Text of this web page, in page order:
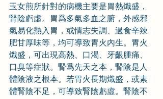
玉女煎所針對的病機主要是胃熱熾盛，
腎陰虧虛。胃爲多氣多血之腑，外感邪
氣易化熱入胃，或情志失調、過食辛辣
肥甘厚味等，均可導致胃火內生。胃火
熾盛，可出現高熱、口渴、牙齦腫痛、
口臭等症狀。腎爲先天之本，腎陰是人
體陰液之根本。若胃火長期熾盛，或素
體腎陰不足，可導致腎陰虧虛。腎陰不